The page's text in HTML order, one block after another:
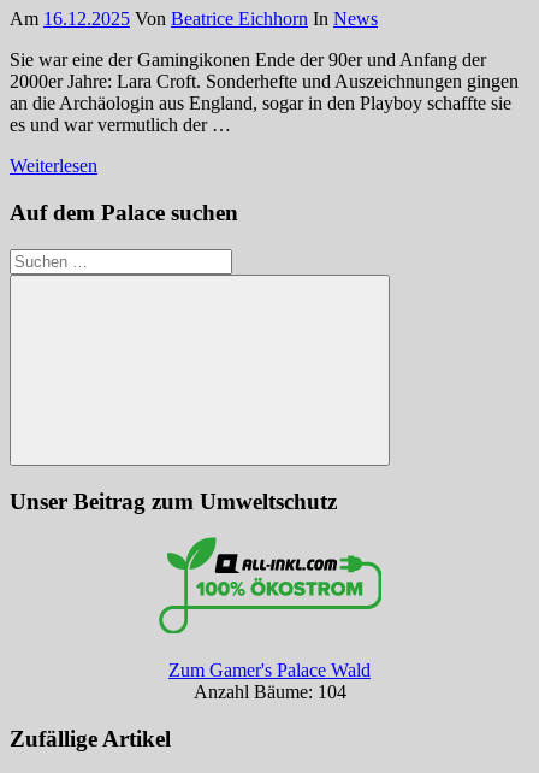
Am 16.12.2025 Von Beatrice Eichhorn In News
Sie war eine der Gamingikonen Ende der 90er und Anfang der
2000er Jahre: Lara Croft. Sonderhefte und Auszeichnungen gingen
an die Archäologin aus England, sogar in den Playboy schaffte sie
es und war vermutlich der …
Weiterlesen
Auf dem Palace suchen
Suchen
nach:
Suchen
Unser Beitrag zum Umweltschutz
Zum Gamer's Palace Wald
Anzahl Bäume: 104
Zufällige Artikel